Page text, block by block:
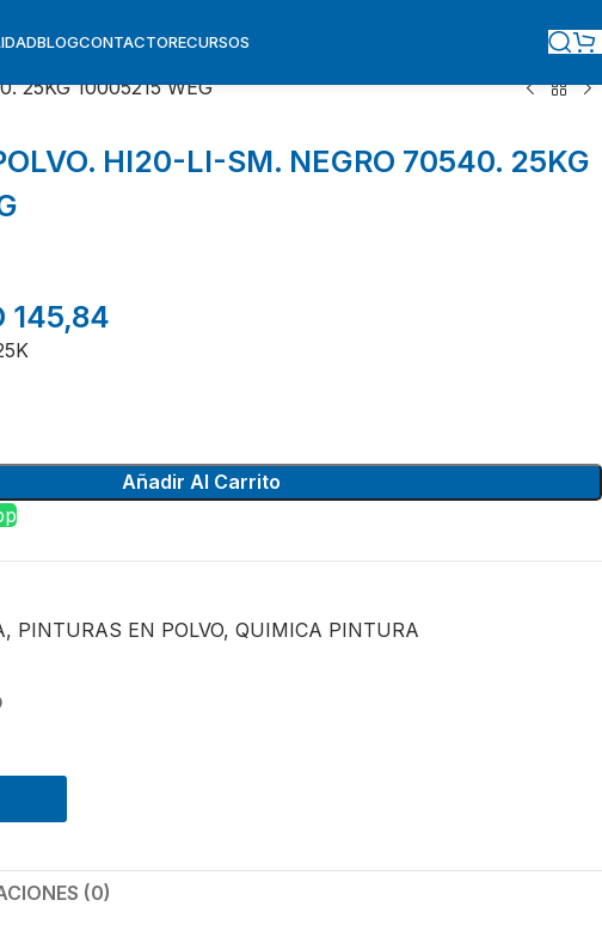
BLOGCONTACTORECURSOS
25KG 10005215 WEG
HI20-LI-SM. NEGRO 70540. 25KG
145,84
Añadir Al Carrito
, PINTURAS EN POLVO, QUIMICA PINTURA
(0)